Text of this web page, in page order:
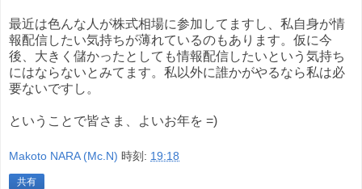
最近は色んな人が株式相場に参加してますし、私自身が情
報配信したい気持ちが薄れているのもあります。仮に今
後、大きく儲かったとしても情報配信したいという気持ち
にはならないとみてます。私以外に誰かがやるなら私は必
要ないですし。
ということで皆さま、よいお年を =)
Makoto NARA (Mc.N) 時刻: 19:18
共有